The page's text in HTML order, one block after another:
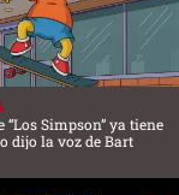
“Los Simpson” ya tiene
dijo la voz de Bart